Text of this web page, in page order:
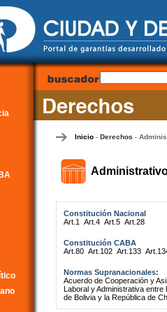
Inicio- Derechos -
Constitución Nacional
Art.1
Art.4 Art.5 Art.28
Constitución CABA
Art.80 Art.102 Art.133
Normas Supranacionales:
Acuerdo de Cooperación y
Laboral y Administrativa
de Bolivia y la República de